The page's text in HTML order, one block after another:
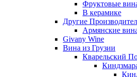
Фруктовые
В керамике
Другие
Армянские
Givany Wine
Вина из Грузии
Кварельский